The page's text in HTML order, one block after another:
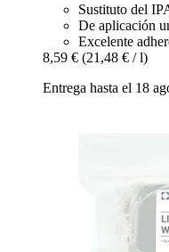
Sustituto del
De aplicación
Excelente
8,59 € (21,48 € / l)
Entrega hasta el 18